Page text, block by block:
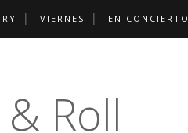
VIERNES EN CONCIERTO
Roll